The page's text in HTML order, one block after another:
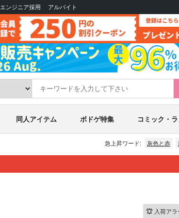
エンジニア採用 アルバイト
同人アイテム ボドゲ特集 コミック・
急上昇ワード: 灰色と赤
入荷アラ